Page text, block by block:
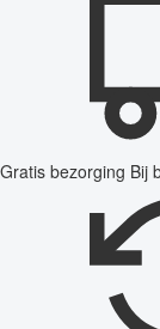
Gratis bezorging Bij